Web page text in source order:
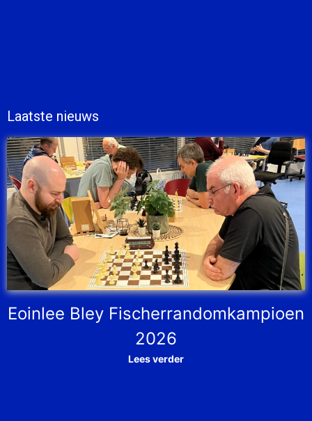
Laatste nieuws
Eoinlee Bley Fischerrandomkampioen
2026
Lees verder